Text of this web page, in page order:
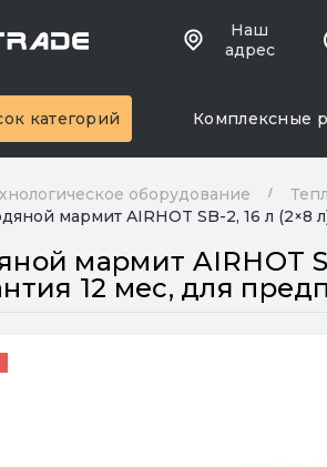
Наш
адрес
категорий Комплексные
оборудование
мармит AIRHOT SB-2, 16 л (2×8
мармит AIRHOT
12 мес, для